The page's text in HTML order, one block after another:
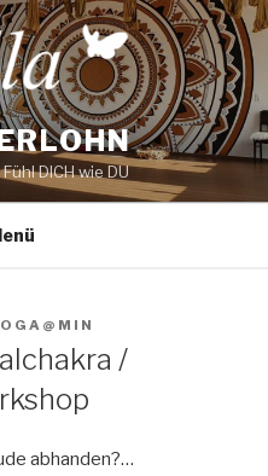
DICH wie DU
/
abhanden?…